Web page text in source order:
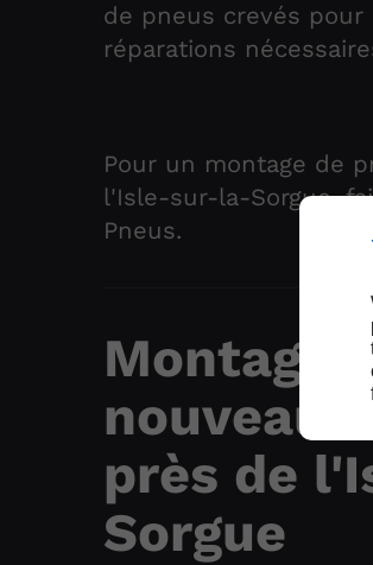
de pneus crevés
réparations
Pour un montage de
l'Isle-sur-la-Sorgue,
Pneus.
Montage
près de
Sorgue